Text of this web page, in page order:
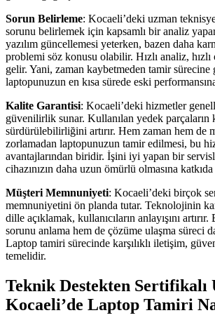
Sorun Belirleme: Kocaeli’deki uzman
sorunu belirlemek için kapsamlı bir analiz
yazılım güncellemesi yeterken, bazen daha
problemi söz konusu olabilir. Hızlı analiz, hızlı
gelir. Yani, zaman kaybetmeden tamir sürecine
laptopunuzun en kısa sürede eski
Kalite Garantisi: Kocaeli’deki hizmetler
güvenilirlik sunar. Kullanılan yedek parçaların
sürdürülebilirliğini artırır. Hem zaman hem de
zorlamadan laptopunuzun tamir edilmesi, bu
avantajlarından biridir. İşini iyi yapan bir
cihazınızın daha uzun ömürlü olmasına
Müşteri Memnuniyeti: Kocaeli’deki birçok
memnuniyetini ön planda tutar. Teknolojinin
dille açıklamak, kullanıcıların anlayışını
sorunu anlama hem de çözüme ulaşma süreci
Laptop tamiri sürecinde karşılıklı iletişim,
temelidir.
Teknik Destekten Sertifikalı
Kocaeli’de Laptop Tamiri